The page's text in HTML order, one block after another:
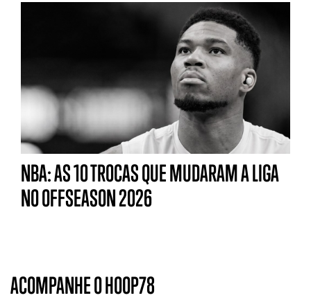
NBA: AS 10 TROCAS QUE MUDARAM A LIGA
NO OFFSEASON 2026
ACOMPANHE O HOOP78